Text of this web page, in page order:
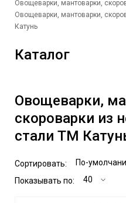
Овощеварки, мантоварки,
Овощеварки, мантоварки,
Катунь
Каталог
Овощеварки,
скороварки из
стали ТМ
Сортировать:
Показывать по: